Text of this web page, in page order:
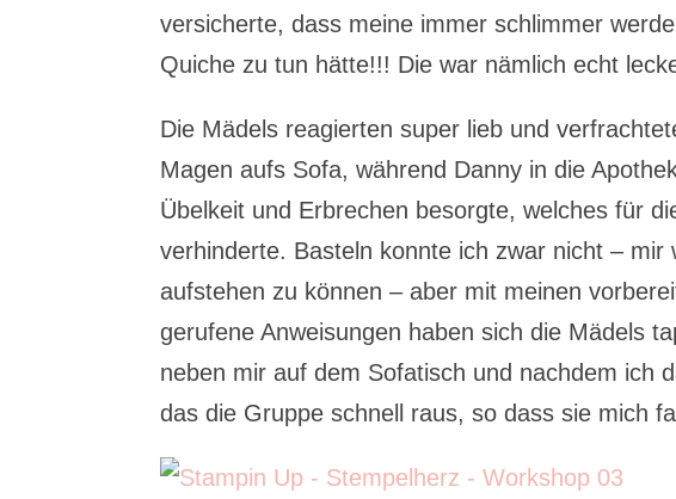
versicherte, dass meine immer schlimmer
Quiche zu tun hätte!!! Die war nämlich echt
Die Mädels reagierten super lieb und
Magen aufs Sofa, während Danny in die
Übelkeit und Erbrechen besorgte, welches für
verhinderte. Basteln konnte ich zwar nicht –
aufstehen zu können – aber mit meinen
gerufene Anweisungen haben sich die Mädels
neben mir auf dem Sofatisch und nachdem ich
das die Gruppe schnell raus, so dass sie mich